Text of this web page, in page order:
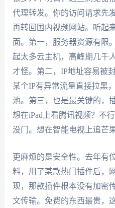
代理转发。你的访问请求先
再转回国内视频网站。听起
面。第一，服务器资源有限
起太多云主机，高峰期几千
才怪。第二，IP地址容易被
某个IP有异常流量直接拉黑
池。第三，也是最关键的，
想在iPad上看腾讯视频？不
没门。想在智能电视上追芒
更麻烦的是安全性。去年有
料，用了某款热门插件后，
现，那款插件根本没有加密
文传输。免费的东西最贵，